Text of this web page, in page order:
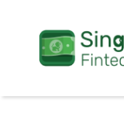
content